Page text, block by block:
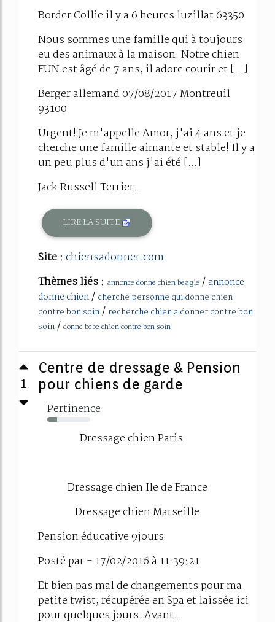
Border Collie il y a 6 heures luzillat 63350
Nous sommes une famille qui à toujours
eu des animaux à la maison. Notre chien
FUN est âgé de 7 ans, il adore courir et [...]
Berger allemand 07/08/2017 Montreuil
93100
Urgent! Je m'appelle Amor, j'ai 4 ans et je
cherche une famille aimante et stable! Il y a
un peu plus d'un ans j'ai été [...]
Jack Russell Terrier...
LIRE LA SUITE
Site : chiensadonner.com
Thèmes liés : annonce donne chien beagle / annonce
donne chien/ cherche personne qui donne chien
contre bon soin/ recherche chien a donner contre bon
soin/ donne bebe chien contre bon soin
1
Centre de dressage & Pension
pour chiens de garde
Pertinence
23%
Dressage chien Paris
Dressage chien Ile de France
Dressage chien Marseille
Pension éducative 9jours
Posté par - 17/02/2016 à 11:39:21
Et bien pas mal de changements pour ma
petite twist, récupérée en Spa et laissée ici
pour quelques jours. Avant...